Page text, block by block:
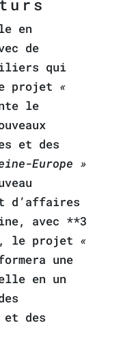
en
de
qui
projet «
le
et des
Europe »
d’affaires
avec **3
le projet «
une
en un
et des